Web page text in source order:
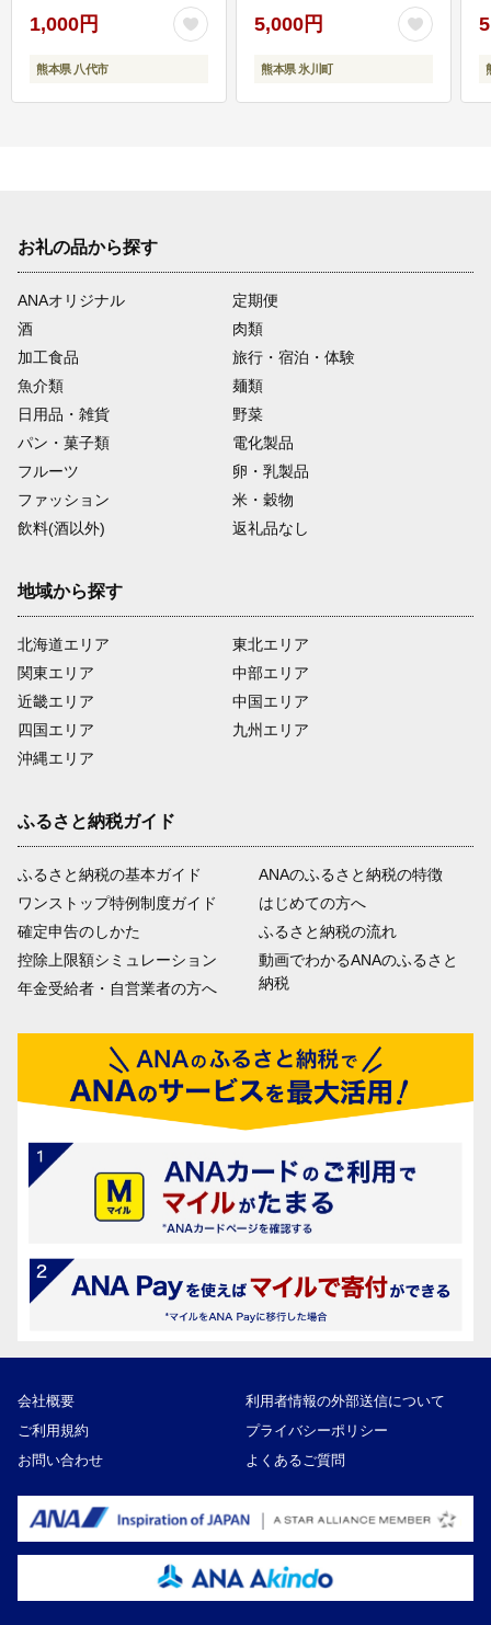
1,000円
熊本県 八代市
5,000円
熊本県 氷川町
お礼の品から探す
ANAオリジナル
定期便
酒
肉類
加工食品
旅行・宿泊・体験
魚介類
麺類
日用品・雑貨
野菜
パン・菓子類
電化製品
フルーツ
卵・乳製品
ファッション
米・穀物
飲料(酒以外)
返礼品なし
地域から探す
北海道エリア
関東エリア
近畿エリア
四国エリア
沖縄エリア
東北エリア
中部エリア
中国エリア
九州エリア
ふるさと納税ガイド
ふるさと納税の基本ガイド
ワンストップ特例制度ガイド
確定申告のしかた
控除上限額シミュレーション
年金受給者・自営業者の方へ
ANAのふるさと納税の特徴
はじめての方へ
ふるさと納税の流れ
動画でわかるANAのふるさと
納税
会社概要
利用者情報の外部送信について
ご利用規約
プライバシーポリシー
お問い合わせ
よくあるご質問